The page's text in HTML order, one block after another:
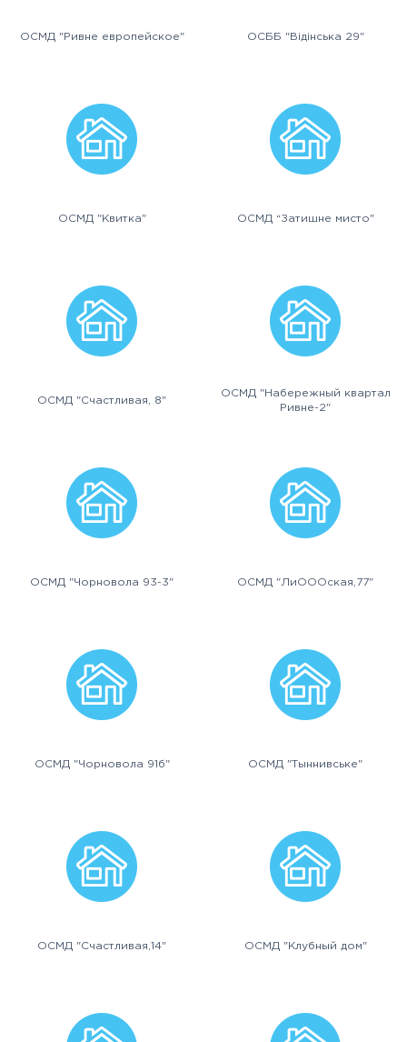
ОСМД "Ривне европейское" ОСББ "Відінська 29"
ОСМД "Квитка" ОСМД “Затишне мисто"
ОСМД "Счастливая, 8"
ОСМД "Набережный квартал
Ривне-2"
ОСМД "Чорновола 93-3" ОСМД "ЛиОООская,77"
ОСМД "Чорновола 91б" ОСМД "Тыннивське"
ОСМД "Счастливая,14" ОСМД "Клубный дом"